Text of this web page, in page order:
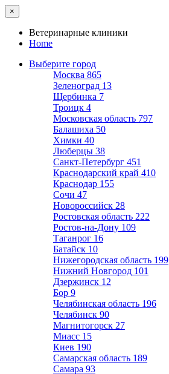
×
Ветеринарные клиники
Home
Выберите город
Москва 865
Зеленоград 13
Щербинка 7
Троицк 4
Московская область 797
Балашиха 50
Химки 40
Люберцы 38
Санкт-Петербург 451
Краснодарский край 410
Краснодар 155
Сочи 47
Новороссийск 28
Ростовская область 222
Ростов-на-Дону 109
Таганрог 16
Батайск 10
Нижегородская область 199
Нижний Новгород 101
Дзержинск 12
Бор 9
Челябинская область 196
Челябинск 90
Магнитогорск 27
Миасс 15
Киев 190
Самарская область 189
Самара 93